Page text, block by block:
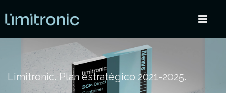
Limitronic. Plan estratégico 2021-2025.